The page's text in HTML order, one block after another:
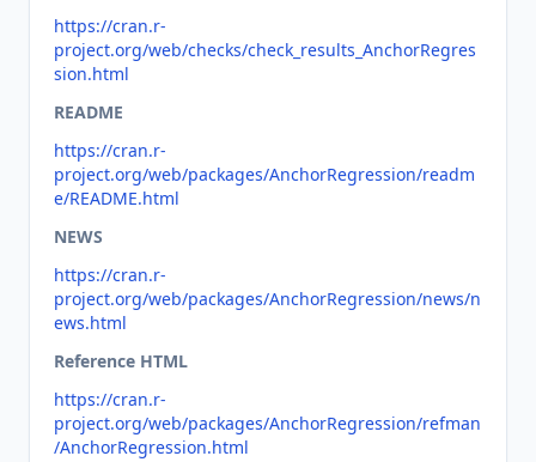
https://cran.r-
project.org/web/checks/check_results_AnchorRegres
sion.html
README
https://cran.r-
project.org/web/packages/AnchorRegression/readm
e/README.html
NEWS
https://cran.r-
project.org/web/packages/AnchorRegression/news/n
ews.html
Reference HTML
https://cran.r-
project.org/web/packages/AnchorRegression/refman
/AnchorRegression.html